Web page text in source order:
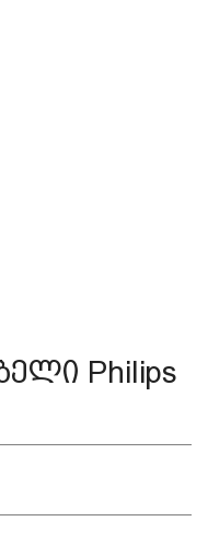
Philips